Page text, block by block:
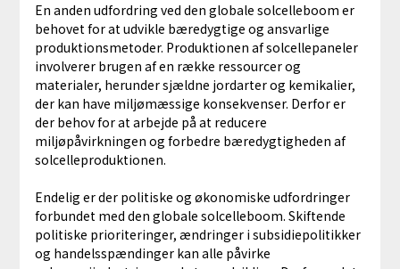
En anden udfordring ved den globale solcelleboom er
behovet for at udvikle bæredygtige og ansvarlige
produktionsmetoder. Produktionen af solcellepaneler
involverer brugen af en række ressourcer og
materialer, herunder sjældne jordarter og kemikalier,
der kan have miljømæssige konsekvenser. Derfor er
der behov for at arbejde på at reducere
miljøpåvirkningen og forbedre bæredygtigheden af
solcelleproduktionen.
Endelig er der politiske og økonomiske udfordringer
forbundet med den globale solcelleboom. Skiftende
politiske prioriteringer, ændringer i subsidiepolitikker
og handelsspændinger kan alle påvirke